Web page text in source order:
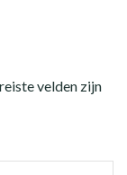
velden zijn